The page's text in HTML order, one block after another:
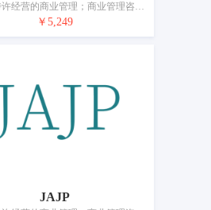
广告；特许经营的商业管理；商业管理咨询；市场营销；为他人推销；人事管理咨询；计算机数据库信息系统化；会计；自动售货机出租；药用、兽医用、卫生用制剂和医疗用品的零售服务
￥5,249
JAJP